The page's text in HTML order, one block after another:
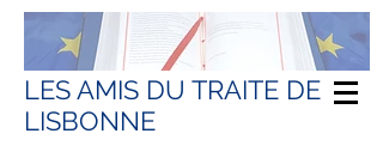
LES AMIS DU TRAITE DE
LISBONNE